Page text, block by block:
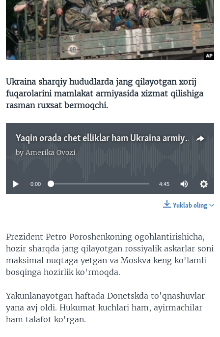
VIDEO
XABARLAR SURATLARDA
ODNOKLASSNIKI
TELEGRAM
TWITTER
SOUNDCLOUD
VOA
Ukraina sharqiy hududlarda jang qilayotgan xorij
fuqarolarini mamlakat armiyasida xizmat qilishiga
rasman ruxsat bermoqchi.
Yaqin orada chet elliklar ham Ukraina armiyasiga yozilishi mumkin - Malik Mansur
by Amerika Ovozi
No media source currently available
0:00 4:45
Yuklab oling
Prezident Petro Poroshenkoning ogohlantirishicha,
hozir sharqda jang qilayotgan rossiyalik askarlar soni
maksimal nuqtaga yetgan va Moskva keng ko'lamli
bosqinga hozirlik ko'rmoqda.
Yakunlanayotgan haftada Donetskda to'qnashuvlar
yana avj oldi. Hukumat kuchlari ham, ayirmachilar
ham talafot ko'rgan.